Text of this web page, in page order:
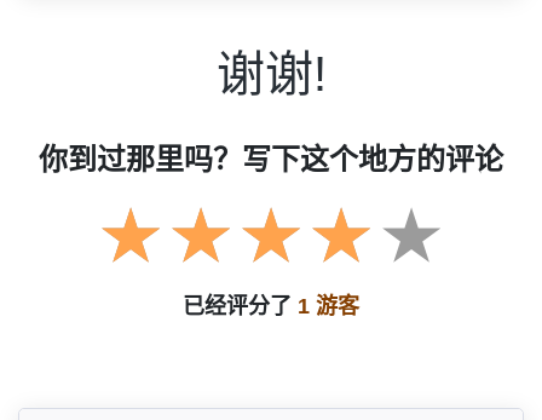
谢谢!
你到过那里吗？写下这个地方的评论
已经评分了 1 游客